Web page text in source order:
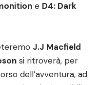
e D4: Dark
J.J Macfield
si ritroverà, per
dell’avventura, ad